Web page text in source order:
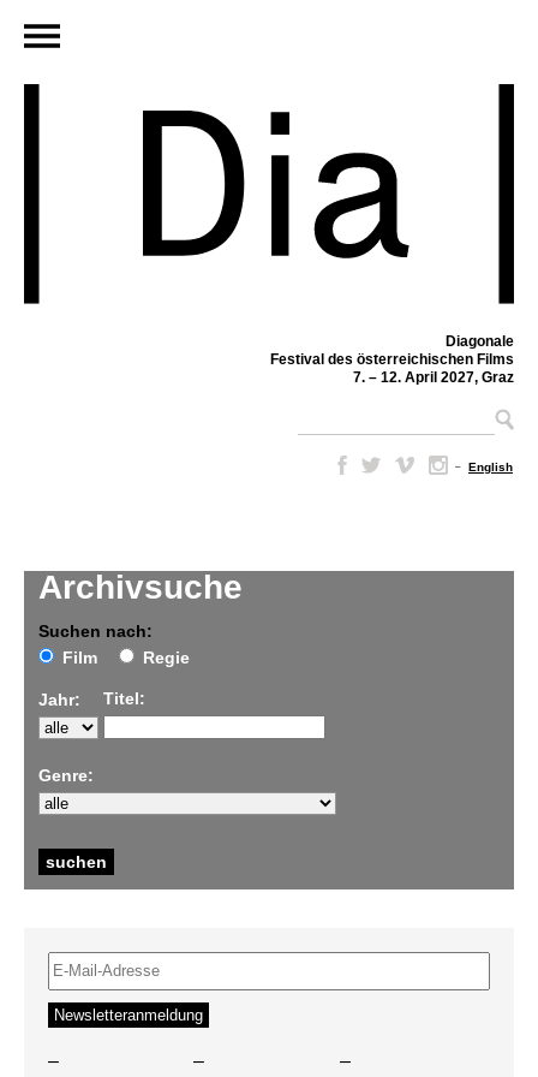
Diagonale
Festival des österreichischen Films
7. – 12. April 2027, Graz
– English
Archivsuche
Suchen nach:
Film
Regie
Jahr: Titel:
Genre:
– – –